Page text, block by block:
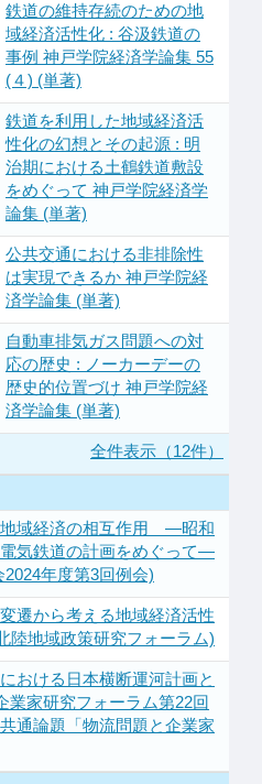
鉄道の維持存続のための地
域経済活性化 : 谷汲鉄道の
事例 神戸学院経済学論集 55
(４) (単著)
鉄道を利用した地域経済活
性化の幻想とその起源 : 明
治期における土鶴鉄道敷設
をめぐって 神戸学院経済学
論集 (単著)
公共交通における非排除性
は実現できるか 神戸学院経
済学論集 (単著)
自動車排気ガス問題への対
応の歴史 : ノーカーデーの
歴史的位置づけ 神戸学院経
済学論集 (単著)
全件表示（12件）
地域経済の相互作用 ―昭和
気鉄道の計画をめぐって―
2024年度第3回例会)
遷から考える地域経済活性
陸地域政策研究フォーラム)
おける日本横断運河計画と
業家研究フォーラム第22回
通論題「物流問題と企業家